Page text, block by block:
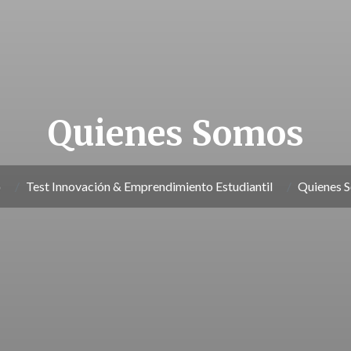
Quienes Somos
Test Innovación & Emprendimiento Estudiantil Quienes